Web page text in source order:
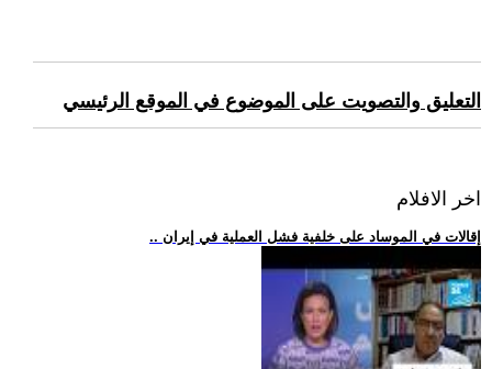
التعليق والتصويت على الموضوع في الموقع الرئيسي
اخر الافلام
.. إقالات في الموساد على خلفية فشل العملية في إيران